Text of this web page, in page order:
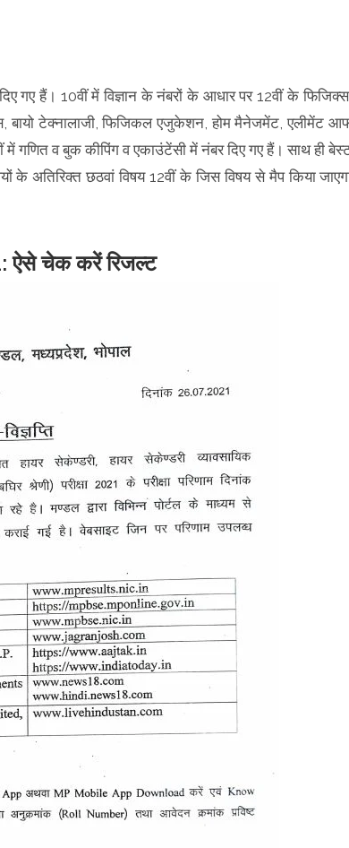
गए हैं। 10वीं में विज्ञान के नंबरों के आधार पर 12वीं के
बायो टेक्नालाजी, फिजिकल एजुकेशन, होम मैनेजमेंट, एलीमेंट
गणित व बुक कीपिंग व एकाउंटेंसी में नंबर दिए गए हैं। साथ ही
अतिरिक्त छठवां विषय 12वीं के जिस विषय से मैप किया
ऐसे चेक करें रिजल्ट